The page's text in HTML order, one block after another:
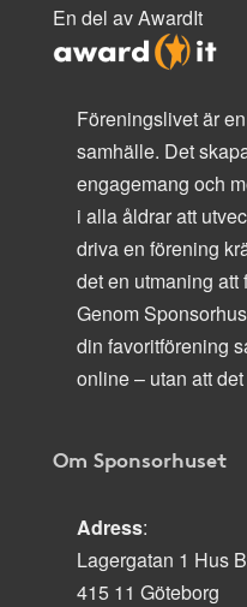
En del av AwardIt
Föreningslivet är
samhälle. Det
engagemang och
i alla åldrar att
driva en förening
det en utmaning att
Genom
din favoritförening
online – utan att
Om Sponsorhuset
Adress:
Lagergatan 1 Hus
415 11 Göteborg